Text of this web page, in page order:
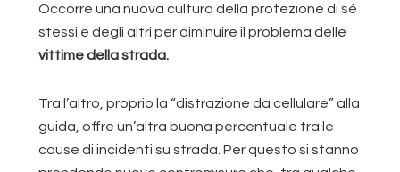
Occorre una nuova cultura della protezione di sé
stessi e degli altri per diminuire il problema delle
vittime della strada.
Tra l’altro, proprio la “distrazione da cellulare” alla
guida, offre un’altra buona percentuale tra le
cause di incidenti su strada. Per questo si stanno